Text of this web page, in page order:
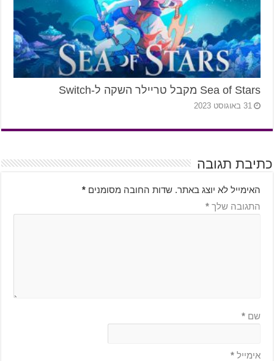
Sea of Stars מקבל טריילר השקה ל-Switch
31 באוגוסט 2023
כתיבת תגובה
האימייל לא יוצג באתר. שדות החובה מסומנים *
התגובה שלך *
שם *
אימייל *